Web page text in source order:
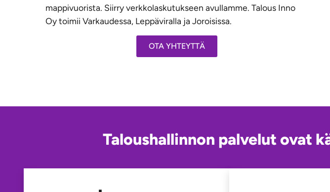
mappivuorista. Siirry verkkolaskutukseen avullamme. Talous Inno
Oy toimii Varkaudessa, Leppäviralla ja Joroisissa.
OTA YHTEYTTÄ
Taloushallinnon palvelut ovat